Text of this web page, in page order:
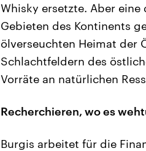
Whisky ersetzte. Aber
Gebieten des Kontinents
ölverseuchten Heimat der
Schlachtfeldern des
Vorräte an natürlichen
Recherchieren, wo es
Burgis arbeitet für die